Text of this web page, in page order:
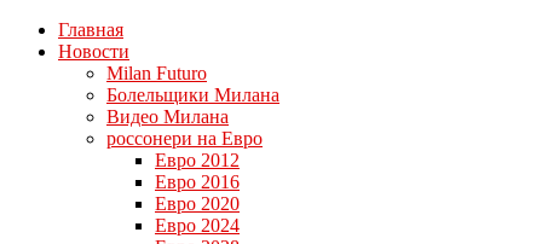
Главная
Новости
Milan Futuro
Болельщики Милана
Видео Милана
россонери на Евро
Евро 2012
Евро 2016
Евро 2020
Евро 2024